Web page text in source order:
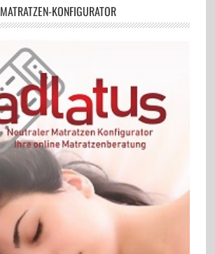
MATRATZEN-KONFIGURATOR